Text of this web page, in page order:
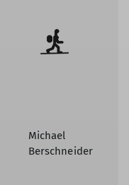
Michael
Berschneider